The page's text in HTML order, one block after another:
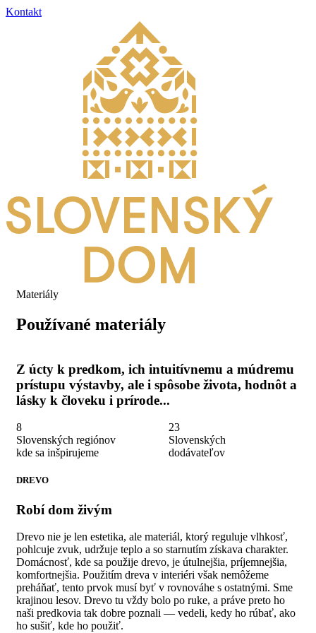
Kontakt
Materiály
Používané materiály
8
Slovenských regiónov
kde sa inšpirujeme
23
Slovenských
dodávateľov
Z úcty k predkom, ich intuitívnemu a múdremu
prístupu výstavby, ale i spôsobe života, hodnôt a
lásky k človeku i prírode...
DREVO
Robí dom živým
Drevo nie je len estetika, ale materiál, ktorý reguluje vlhkosť,
pohlcuje zvuk, udržuje teplo a so starnutím získava charakter.
Domácnosť, kde sa použije drevo, je útulnejšia, príjemnejšia,
komfortnejšia. Použitím dreva v interiéri však nemôžeme
preháňať, tento prvok musí byť v rovnováhe s ostatnými. Sme
krajinou lesov. Drevo tu vždy bolo po ruke, a práve preto ho
naši predkovia tak dobre poznali — vedeli, kedy ho rúbať, ako
ho sušiť, kde ho použiť.